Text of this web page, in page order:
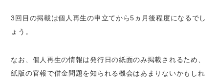
3回目の掲載は個人再生の申立てから5ヵ月後程度になるでし
ょう。
なお、個人再生の情報は発行日の紙面のみ掲載されるため、
紙版の官報で借金問題を知られる機会はあまりないかもしれ